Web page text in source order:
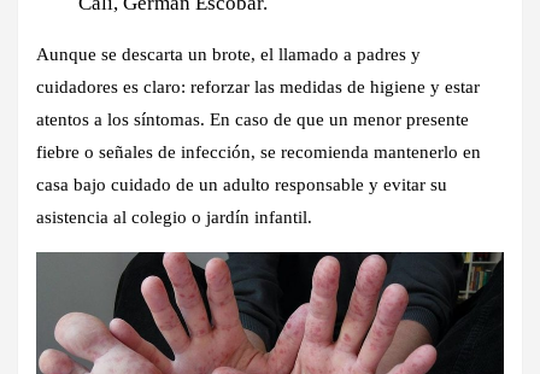
Aunque se descarta un brote, el llamado a padres y
cuidadores es claro: reforzar las medidas de higiene y estar
atentos a los síntomas. En caso de que un menor presente
fiebre o señales de infección, se recomienda mantenerlo en
casa bajo cuidado de un adulto responsable y evitar su
asistencia al colegio o jardín infantil.